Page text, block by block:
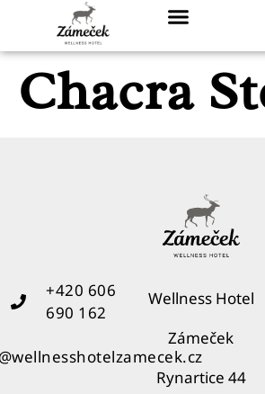
Chacra
Wellness Hotel
Zámeček
Rynartice 44
+420 606
690 162